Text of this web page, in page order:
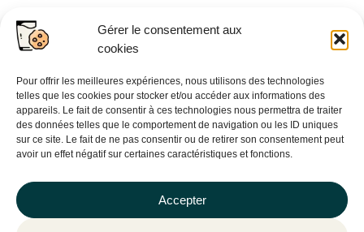
Gérer le consentement aux
cookies
Pour offrir les meilleures expériences, nous utilisons des technologies
telles que les cookies pour stocker et/ou accéder aux informations des
appareils. Le fait de consentir à ces technologies nous permettra de traiter
des données telles que le comportement de navigation ou les ID uniques
sur ce site. Le fait de ne pas consentir ou de retirer son consentement peut
avoir un effet négatif sur certaines caractéristiques et fonctions.
Accepter
Webshop
Nos produits
Conception
Consultation
Contact
Informations légales
Politique de confidentialité
Politique de cookies (UE)